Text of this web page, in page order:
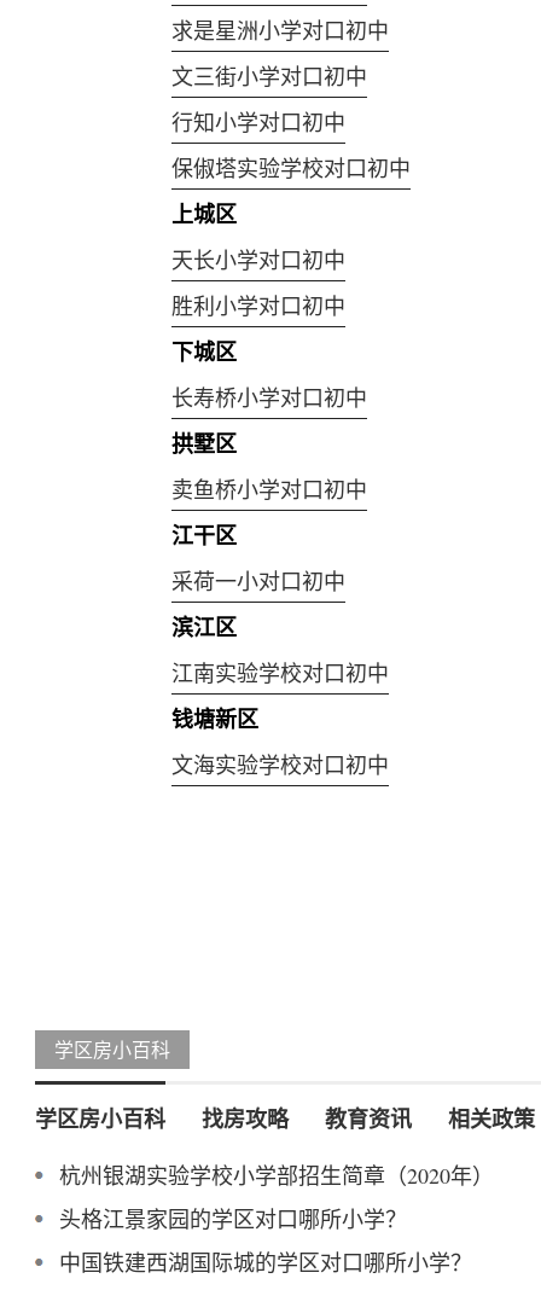
求是星洲小学对口初中
文三街小学对口初中
行知小学对口初中
保俶塔实验学校对口初中
上城区
天长小学对口初中
胜利小学对口初中
下城区
长寿桥小学对口初中
拱墅区
卖鱼桥小学对口初中
江干区
采荷一小对口初中
滨江区
江南实验学校对口初中
钱塘新区
文海实验学校对口初中
学区房小百科
学区房小百科 找房攻略 教育资讯 相关政策
杭州银湖实验学校小学部招生简章（2020年）
头格江景家园的学区对口哪所小学？
中国铁建西湖国际城的学区对口哪所小学？